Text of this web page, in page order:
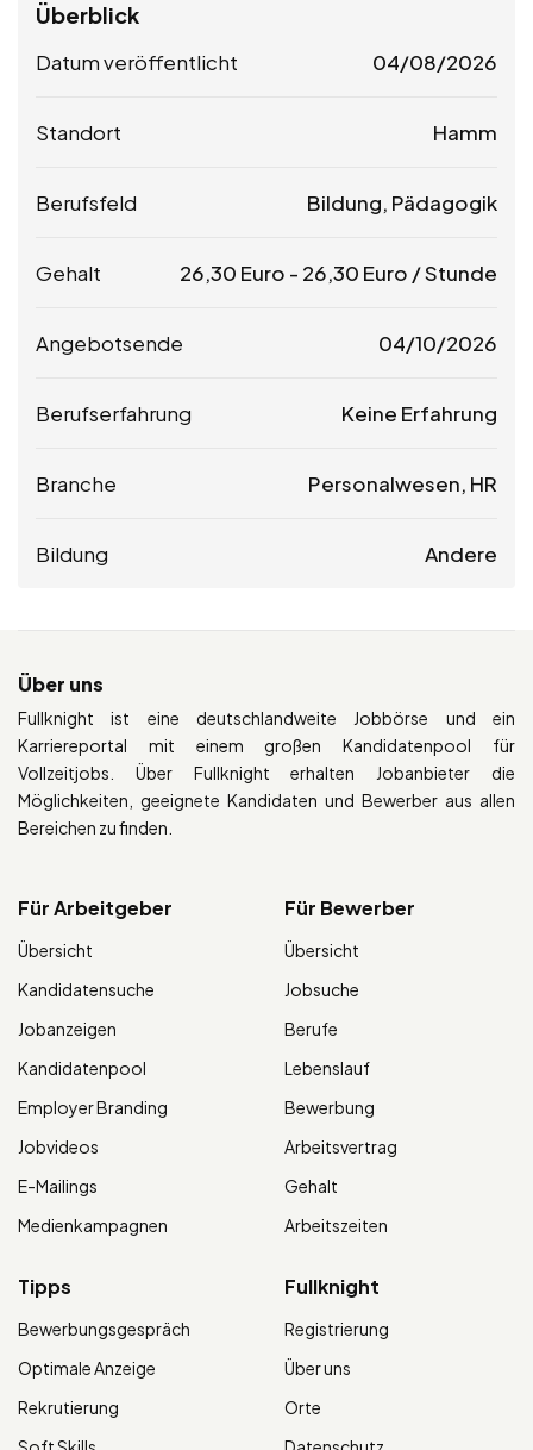
Überblick
Datum veröffentlicht 04/08/2026
Standort Hamm
Berufsfeld Bildung, Pädagogik
Gehalt 26,30 Euro - 26,30 Euro / Stunde
Angebotsende 04/10/2026
Berufserfahrung Keine Erfahrung
Branche Personalwesen, HR
Bildung Andere
Über uns
Fullknight ist eine deutschlandweite Jobbörse und ein
Karriereportal mit einem großen Kandidatenpool für
Vollzeitjobs. Über Fullknight erhalten Jobanbieter die
Möglichkeiten, geeignete Kandidaten und Bewerber aus allen
Bereichen zu finden.
Für Arbeitgeber
Übersicht
Kandidatensuche
Jobanzeigen
Kandidatenpool
Employer Branding
Jobvideos
E-Mailings
Medienkampagnen
Für Bewerber
Übersicht
Jobsuche
Berufe
Lebenslauf
Bewerbung
Arbeitsvertrag
Gehalt
Arbeitszeiten
Tipps
Bewerbungsgespräch
Optimale Anzeige
Rekrutierung
Fullknight
Registrierung
Über uns
Orte